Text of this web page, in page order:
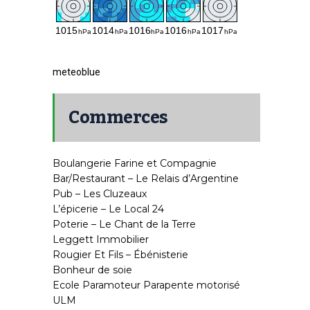
meteoblue
Commerces
Boulangerie Farine et Compagnie
Bar/Restaurant – Le Relais d’Argentine
Pub – Les Cluzeaux
L’épicerie – Le Local 24
Poterie – Le Chant de la Terre
Leggett Immobilier
Rougier Et Fils – Ébénisterie
Bonheur de soie
Ecole Paramoteur Parapente motorisé
ULM